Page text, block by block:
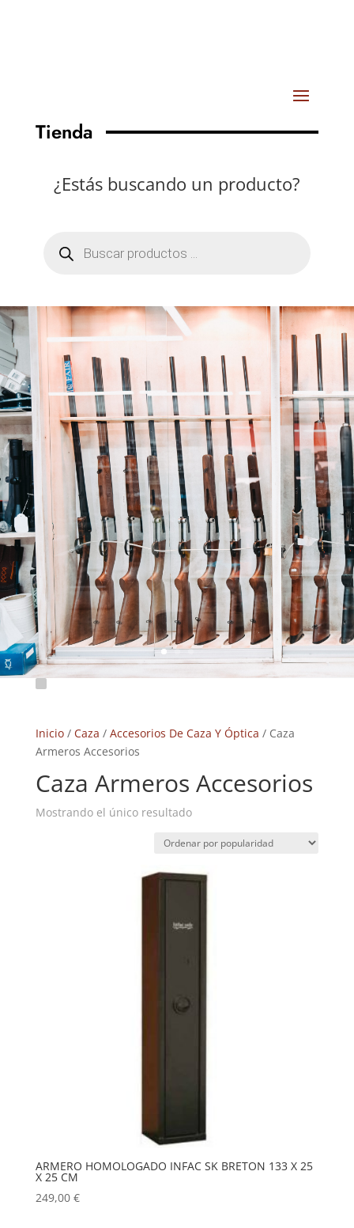
Tienda
¿Estás buscando un producto?
productos
Inicio/ Caza / Accesorios De Caza Y Óptica / Caza
Armeros Accesorios
Caza Armeros Accesorios
Mostrando el único resultado
ARMERO HOMOLOGADO INFAC SK BRETON 133 X 25
X 25 CM
249,00 €